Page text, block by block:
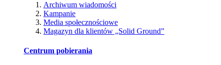
Archiwum wiadomości
Kampanie
Media społecznościowe
Magazyn dla klientów „Solid Ground”
Centrum pobierania